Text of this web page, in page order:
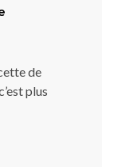
de
plus